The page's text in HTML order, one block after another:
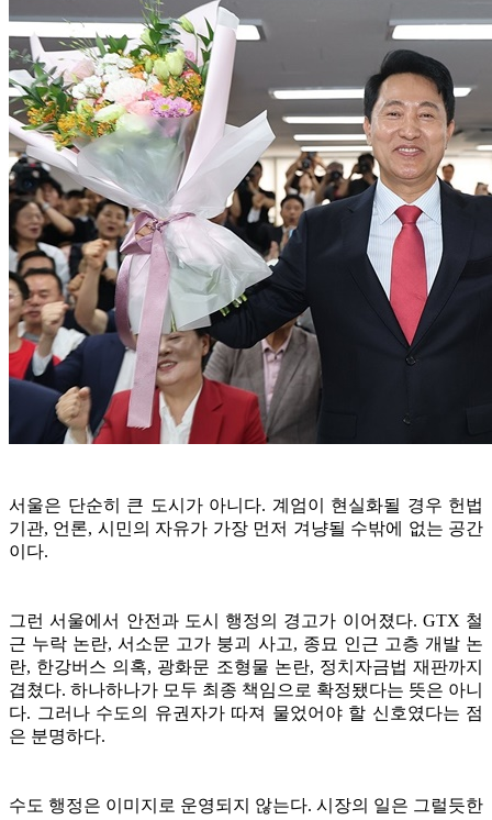
서울은 단순히 큰 도시가 아니다. 계엄이 현실화될 경우 헌법
기관, 언론, 시민의 자유가 가장 먼저 겨냥될 수밖에 없는 공간
이다.
그런 서울에서 안전과 도시 행정의 경고가 이어졌다. GTX 철
근 누락 논란, 서소문 고가 붕괴 사고, 종묘 인근 고층 개발 논
란, 한강버스 의혹, 광화문 조형물 논란, 정치자금법 재판까지
겹쳤다. 하나하나가 모두 최종 책임으로 확정됐다는 뜻은 아니
다. 그러나 수도의 유권자가 따져 물었어야 할 신호였다는 점
은 분명하다.
수도 행정은 이미지로 운영되지 않는다. 시장의 일은 그럴듯한